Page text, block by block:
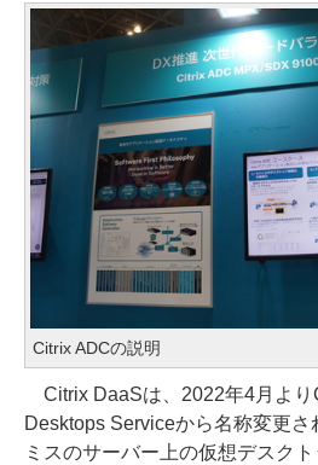
Citrix ADCの説明
Citrix DaaSは、2022年4月より
Desktops Serviceから名称変更さ
ミスのサーバー上の仮想デスク